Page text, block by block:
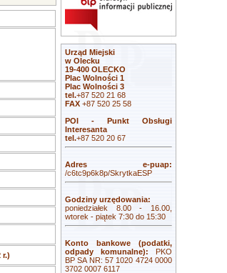
r.)
Urząd Miejski
w Olecku
19-400 OLECKO
Plac Wolności 1
Plac Wolności 3
tel.+87 520 21 68
FAX +87 520 25 58
POI - Punkt Obsługi
Interesanta
tel.+87 520 20 67
Adres e-puap:
/c6tc9p6k8p/SkrytkaESP
Godziny urzędowania:
poniedziałek 8.00 - 16.00,
wtorek - piątek 7:30 do 15:30
Konto bankowe (podatki,
odpady komunalne): PKO
BP SA NR: 57 1020 4724 0000
3702 0007 6117